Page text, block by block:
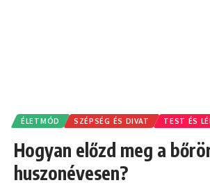
ÉLETMÓD SZÉPSÉG ÉS DIVAT TEST ÉS
Hogyan előzd meg a
huszonévesen?